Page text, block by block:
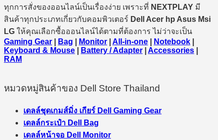
ทุกการสั่งของออนไลน์เป็นเรื่องง่าย เพราะที่ NEXTPLAY มี
สินค้าทุกประเภทเกี่ยวกับคอมพิวเตอร์ Dell Acer hp Asus Msi
LG ให้คุณเลือกซื้อออนไลน์ได้ตามที่ต้องการ ไม่ว่าจะเป็น
Gaming Gear
Bag Monitor All-in-one Notebook
Keyboard & Mouse
Battery / Adapter Accessories
RAM
หมวดหมู่สินค้าของ Dell Store Thailand
เดลล์ชุดเกมส์มิ่ง เกียร์ Dell Gaming Gear
เดลล์กระเป๋า Dell Bag
เดลล์หน้าจอ Dell Monitor